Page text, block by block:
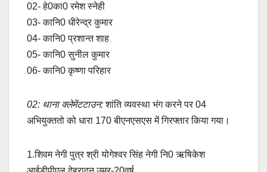
02- हे0का0 रमेश स्नेही
03- कानि0 धीरेन्द्र कुमार
04- कानि0 प्रशान्त शाह
05- कानि0 सुनील कुमार
06- कानि0 कृष्णा परिहार
02: थाना क्लेमेंटटाउन:शांति व्यवस्था भंग करने पर 04
अभियुक्ततो को धारा 170 बीएनएसएस में गिरफ्तार किया गया।
1.शिवम नेगी पुत्र श्री योगेश्वर सिंह नेगी नि0 ऋषिकेश